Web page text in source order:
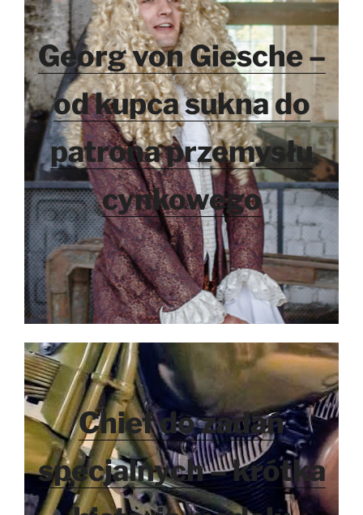
Georg von Giesche –
od kupca sukna do
patrona przemysłu
cynkowego
Chief do zadań
specjalnych – krótka